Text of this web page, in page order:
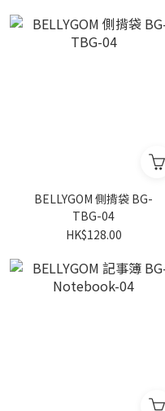
BELLYGOM 側揹袋 BG-
TBG-04
HK$128.00